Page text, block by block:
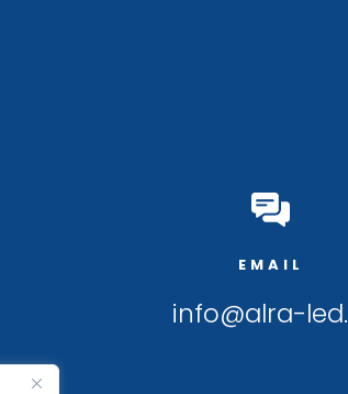
EMAIL
info@alra-